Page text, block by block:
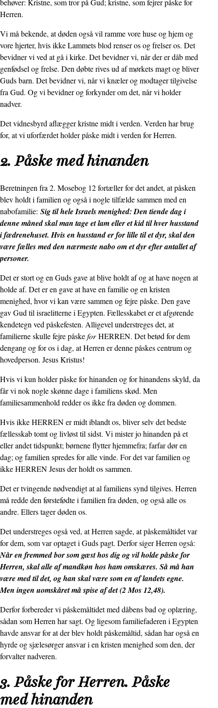
behøver: Kristne, som tror på Gud; kristne, som fejrer påske for
Herren.
Vi må bekende, at døden også vil ramme vore huse og hjem og
vore hjerter, hvis ikke Lammets blod renser os og frelser os. Det
bevidner vi ved at gå i kirke. Det bevidner vi, når der er dåb med
genfødsel og frelse. Den døbte rives ud af mørkets magt og bliver
Guds barn. Det bevidner vi, når vi knæler og modtager tilgivelse
fra Gud. Og vi bevidner og forkynder om det, når vi holder
nadver.
Det vidnesbyrd aflægger kristne midt i verden. Verden har brug
for, at vi uforfærdet holder påske midt i verden for Herren.
2. Påske med hinanden
Beretningen fra 2. Mosebog 12 fortæller for det andet, at påsken
blev holdt i familien og også i nogle tilfælde sammen med en
nabofamilie: Sig til hele Israels menighed: Den tiende dag i
denne måned skal man tage et lam eller et kid til hver husstand
i fædrenehuset. Hvis en husstand er for lille til et dyr, skal den
være fælles med den nærmeste nabo om et dyr efter antallet af
personer.
Det er stort og en Guds gave at blive holdt af og at have nogen at
holde af. Det er en gave at have en familie og en kristen
menighed, hvor vi kan være sammen og fejre påske. Den gave
gav Gud til israelitterne i Egypten. Fællesskabet er et afgørende
kendetegn ved påskefesten. Alligevel understreges det, at
familierne skulle fejre påskeforHERREN. Det betød for dem
dengang og for os i dag, at Herren er denne påskes centrum og
hovedperson. Jesus Kristus!
Hvis vi kun holder påske for hinanden og for hinandens skyld, da
får vi nok nogle skønne dage i familiens skød. Men
familiesammenhold redder os ikke fra døden og dommen.
Hvis ikke HERREN er midt iblandt os, bliver selv det bedste
fællesskab tomt og livløst til sidst. Vi mister jo hinanden på et
eller andet tidspunkt; børnene flytter hjemmefra; farfar dør en
dag; og familien spredes for alle vinde. For det var familien og
ikke HERREN Jesus der holdt os sammen.
Det er tvingende nødvendigt at al familiens synd tilgives. Herren
må redde den førstefødte i familien fra døden, og også alle os
andre. Ellers tager døden os.
Det understreges også ved, at Herren sagde, at påskemåltidet var
for dem, som var optaget i Guds pagt. Derfor siger Herren også:
Når en fremmed bor som gæst hos dig og vil holde påske for
Herren, skal alle af mandkøn hos ham omskæres. Så må han
være med til det, og han skal være som en af landets egne.
Men ingen uomskåret må spise af det (2 Mos 12,48).
Derfor forbereder vi påskemåltidet med dåbens bad og oplæring,
sådan som Herren har sagt. Og ligesom familiefaderen i Egypten
havde ansvar for at der blev holdt påskemåltid, sådan har også en
hyrde og sjælesørger ansvar i en kristen menighed som den, der
forvalter nadveren.
3. Påske for Herren. Påske
med hinanden